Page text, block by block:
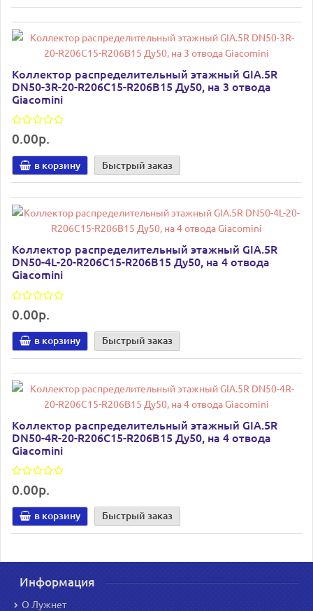
Коллектор распределительный этажный GIA.5R
DN50-3R-20-R206C15-R206B15 Ду50, на 3 отвода
Giacomini
0.00р.
в корзину Быстрый заказ
Коллектор распределительный этажный GIA.5R
DN50-4L-20-R206C15-R206B15 Ду50, на 4 отвода
Giacomini
0.00р.
в корзину Быстрый заказ
Коллектор распределительный этажный GIA.5R
DN50-4R-20-R206C15-R206B15 Ду50, на 4 отвода
Giacomini
0.00р.
в корзину Быстрый заказ
Информация
О Лужнет